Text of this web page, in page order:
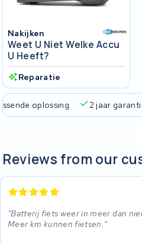
Nakijken
Weet U Niet Welke Accu
U Heeft?
Reparatie
oplossing 2 jaar
Reviews from our
Batterij fiets weer in meer dan
Meer km kunnen fietsen.